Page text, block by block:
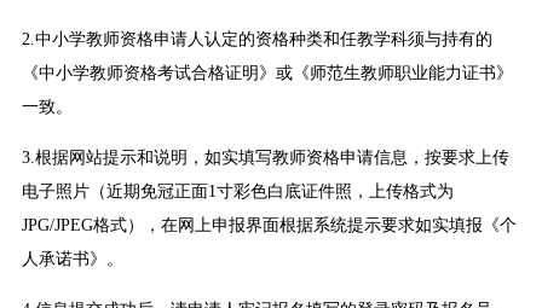
2.中小学教师资格申请人认定的资格种类和任教学科须与持有的
《中小学教师资格考试合格证明》或《师范生教师职业能力证书》
一致。
3.根据网站提示和说明，如实填写教师资格申请信息，按要求上传
电子照片（近期免冠正面1寸彩色白底证件照，上传格式为
JPG/JPEG格式），在网上申报界面根据系统提示要求如实填报《个
人承诺书》。